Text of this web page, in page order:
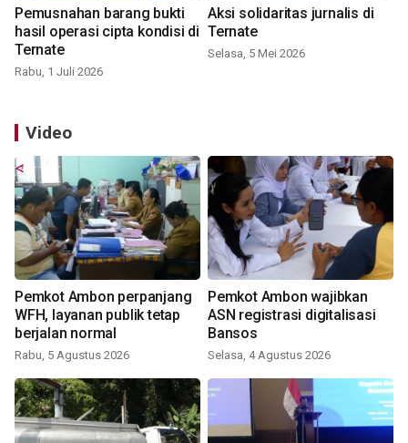
Pemusnahan barang bukti
hasil operasi cipta kondisi di
Ternate
Rabu, 1 Juli 2026
Aksi solidaritas jurnalis di
Ternate
Selasa, 5 Mei 2026
Video
Pemkot Ambon perpanjang
WFH, layanan publik tetap
berjalan normal
Rabu, 5 Agustus 2026
Pemkot Ambon wajibkan
ASN registrasi digitalisasi
Bansos
Selasa, 4 Agustus 2026